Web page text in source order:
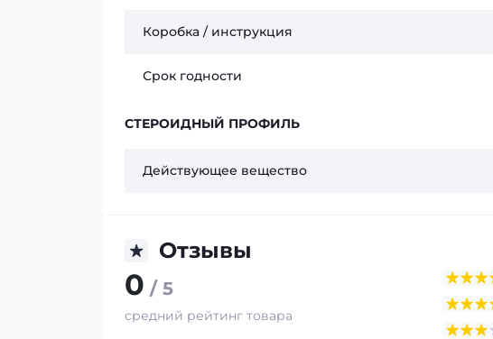
Коробка / инструкция
Срок годности
СТЕРОИДНЫЙ ПРОФИЛЬ
Действующее вещество
Отзывы
0 / 5
средний рейтинг товара